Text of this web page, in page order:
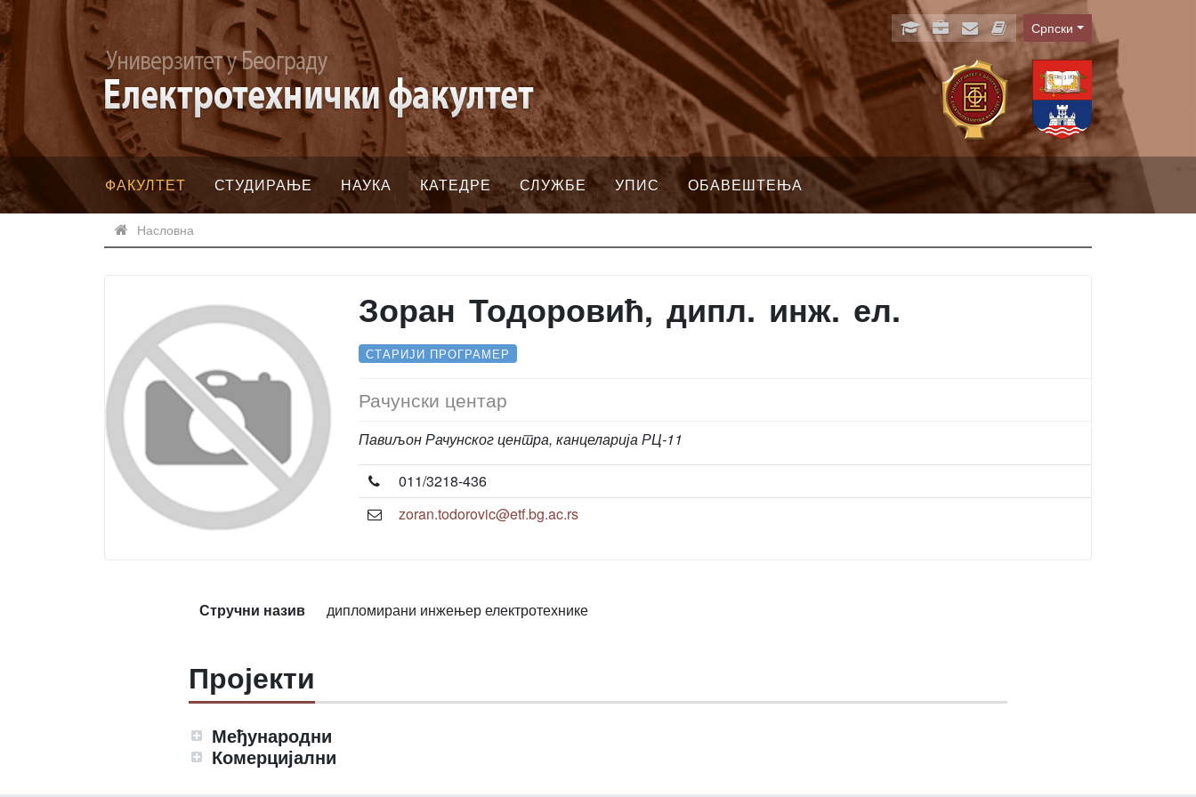
Language
Српски
ФАКУЛТЕТ СТУДИРАЊЕ НАУКА КАТЕДРЕ СЛУЖБЕ УПИС ОБАВЕШТЕЊА
Насловна
Зоран Тодоровић, дипл. инж. ел.
СТАРИЈИ ПРОГРАМЕР
Рачунски центар
Павиљон Рачунског центра, канцеларија РЦ-11
011/3218-436
zoran.todorovic@etf.bg.ac.rs
Стручни назив дипломирани инжењер електротехнике
Пројекти
Међународни
Комерцијални